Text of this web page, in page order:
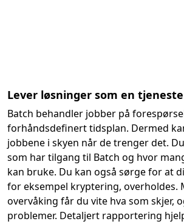
Lever løsninger som en tjeneste
Batch behandler jobber på
forhåndsdefinert tidsplan. Dermed
jobbene i skyen når de trenger det.
som har tilgang til Batch og hvor
kan bruke. Du kan også sørge for at
for eksempel kryptering, overholdes.
overvåking får du vite hva som skjer,
problemer. Detaljert rapportering